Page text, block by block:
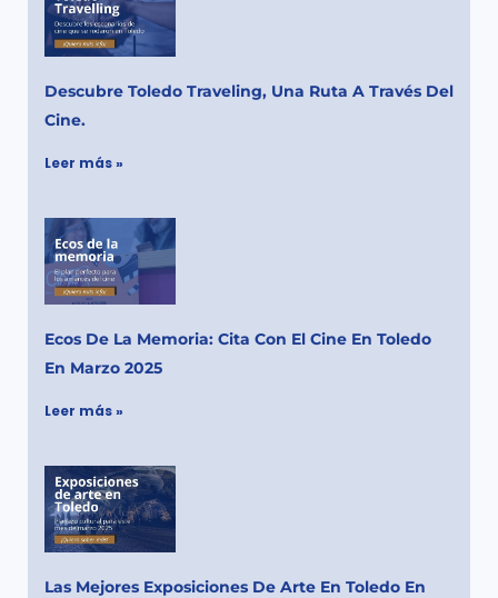
Descubre Toledo Traveling, Una Ruta A Través Del
Cine.
Leer más »
Ecos De La Memoria: Cita Con El Cine En Toledo
En Marzo 2025
Leer más »
Las Mejores Exposiciones De Arte En Toledo En